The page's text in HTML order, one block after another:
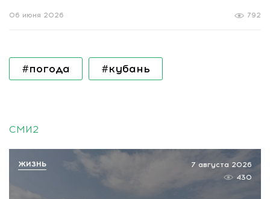
792
06 июня 2026
#погода #кубань
СМИ2
7 августа 2026
430
ЖИЗНЬ